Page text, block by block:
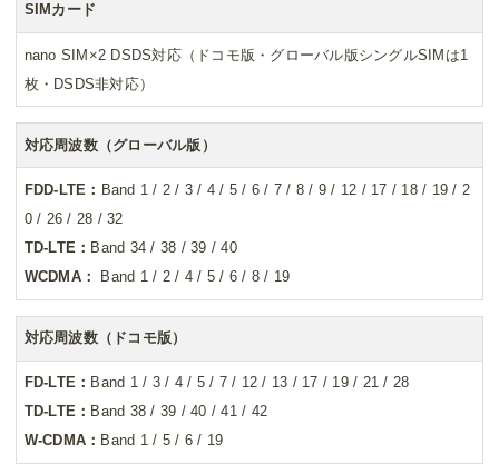
SIMカード
nano SIM×2 DSDS対応（ドコモ版・グローバル版シングルSIMは1
枚・DSDS非対応）
対応周波数（グローバル版）
FDD-LTE： Band 1 / 2 / 3 / 4 / 5 / 6 / 7 / 8 / 9 / 12 / 17 / 18 / 19 / 2
0 / 26 / 28 / 32
TD-LTE： Band 34 / 38 / 39 / 40
WCDMA：
Band 1 / 2 / 4 / 5 / 6 / 8 / 19
対応周波数（ドコモ版）
FD-LTE： Band 1 / 3 / 4 / 5 / 7 / 12 / 13 / 17 / 19 / 21 / 28
TD-LTE： Band 38 / 39 / 40 / 41 / 42
W-CDMA： Band 1 / 5 / 6 / 19